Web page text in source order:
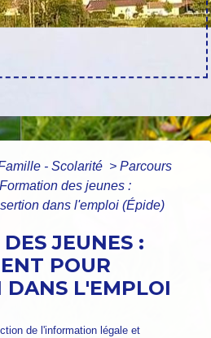
- Scolarité > Parcours
Formation des jeunes :
dans l'emploi (Épide)
JEUNES :
POUR
DANS L'EMPLOI
de l'information légale et